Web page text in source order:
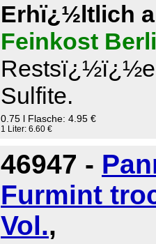
Erhï¿½ltlich
Feinkost
Sulfite.
0.75 l Flasche: 4.95 €
1 Liter: 6.60 €
46947 -
Furmint
Vol.,